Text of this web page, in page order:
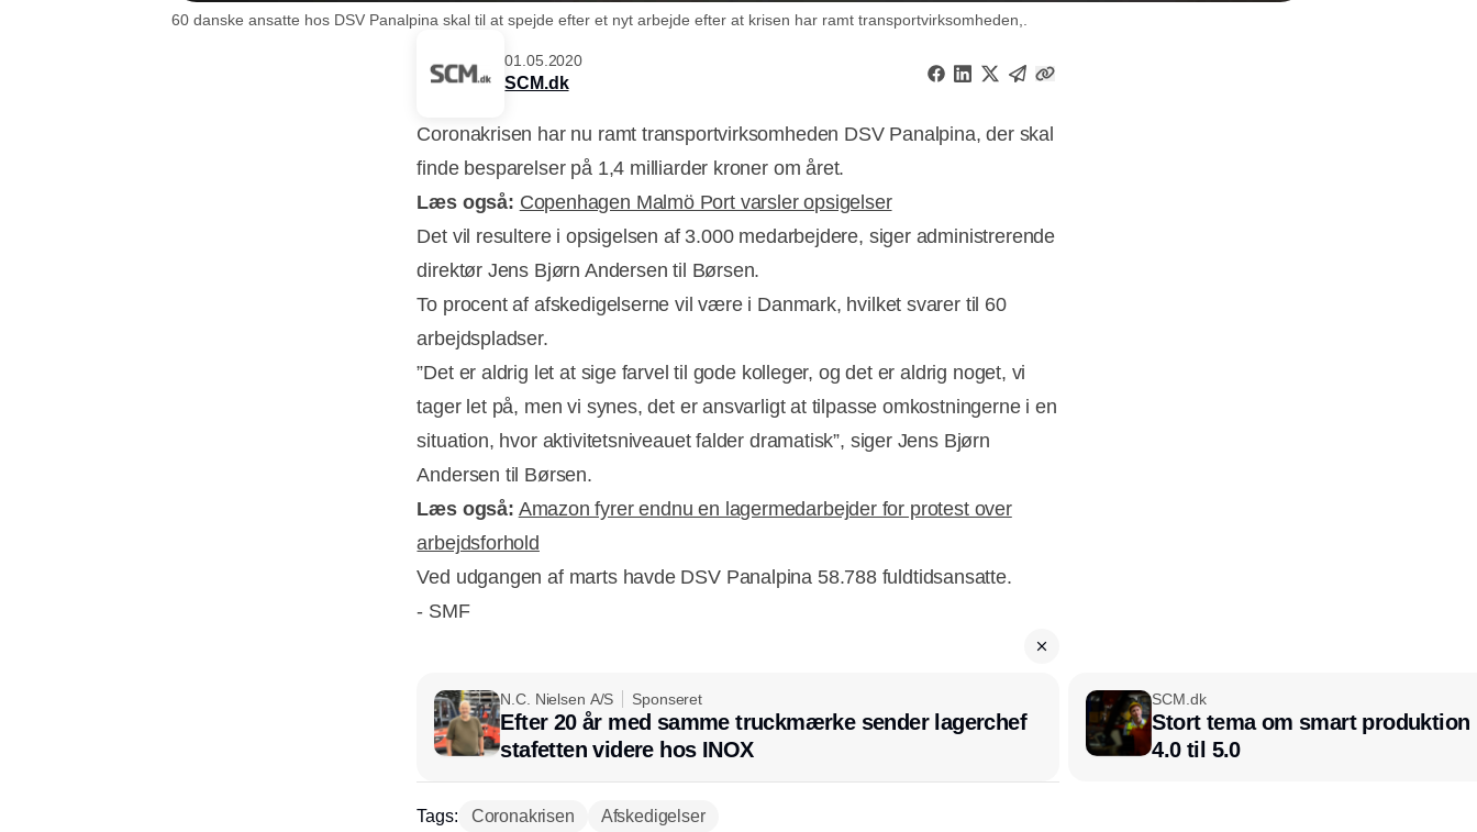
60 danske ansatte hos DSV Panalpina skal til at spejde efter et nyt arbejde efter at krisen har ramt transportvirksomheden,.
01.05.2020
SCM.dk
Coronakrisen har nu ramt transportvirksomheden DSV Panalpina, der skal
finde besparelser på 1,4 milliarder kroner om året.
Læs også: Copenhagen Malmö Port varsler opsigelser
Det vil resultere i opsigelsen af 3.000 medarbejdere, siger administrerende
direktør Jens Bjørn Andersen til Børsen.
To procent af afskedigelserne vil være i Danmark, hvilket svarer til 60
arbejdspladser.
”Det er aldrig let at sige farvel til gode kolleger, og det er aldrig noget, vi
tager let på, men vi synes, det er ansvarligt at tilpasse omkostningerne i en
situation, hvor aktivitetsniveauet falder dramatisk”, siger Jens Bjørn
Andersen til Børsen.
Læs også: Amazon fyrer endnu en lagermedarbejder for protest over
arbejdsforhold
Ved udgangen af marts havde DSV Panalpina 58.788 fuldtidsansatte.
- SMF
N.C. Nielsen A/S Sponseret
Efter 20 år med samme truckmærke sender lagerchef
stafetten videre hos INOX
SCM.dk
Stort tema om smart
4.0 til 5.0
Tags: Coronakrisen Afskedigelser